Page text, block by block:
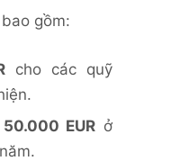
bao gồm:
cho các quỹ
50.000 EUR ở